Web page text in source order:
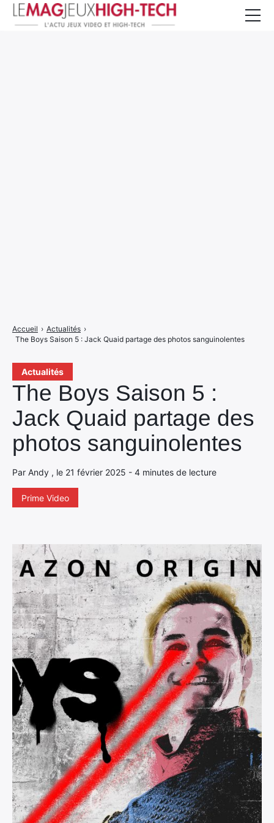
Actualités
The Boys Saison 5 :
Jack Quaid partage des
photos sanguinolentes
Par Andy , le 21 février 2025 - 4 minutes de lecture
Prime Video
Accueil › Actualités ›
The Boys Saison 5 : Jack Quaid partage des photos sanguinolentes